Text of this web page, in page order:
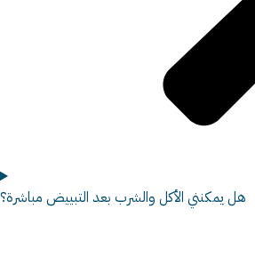
هل يمكنني الأكل والشرب بعد التبييض مباشرة؟